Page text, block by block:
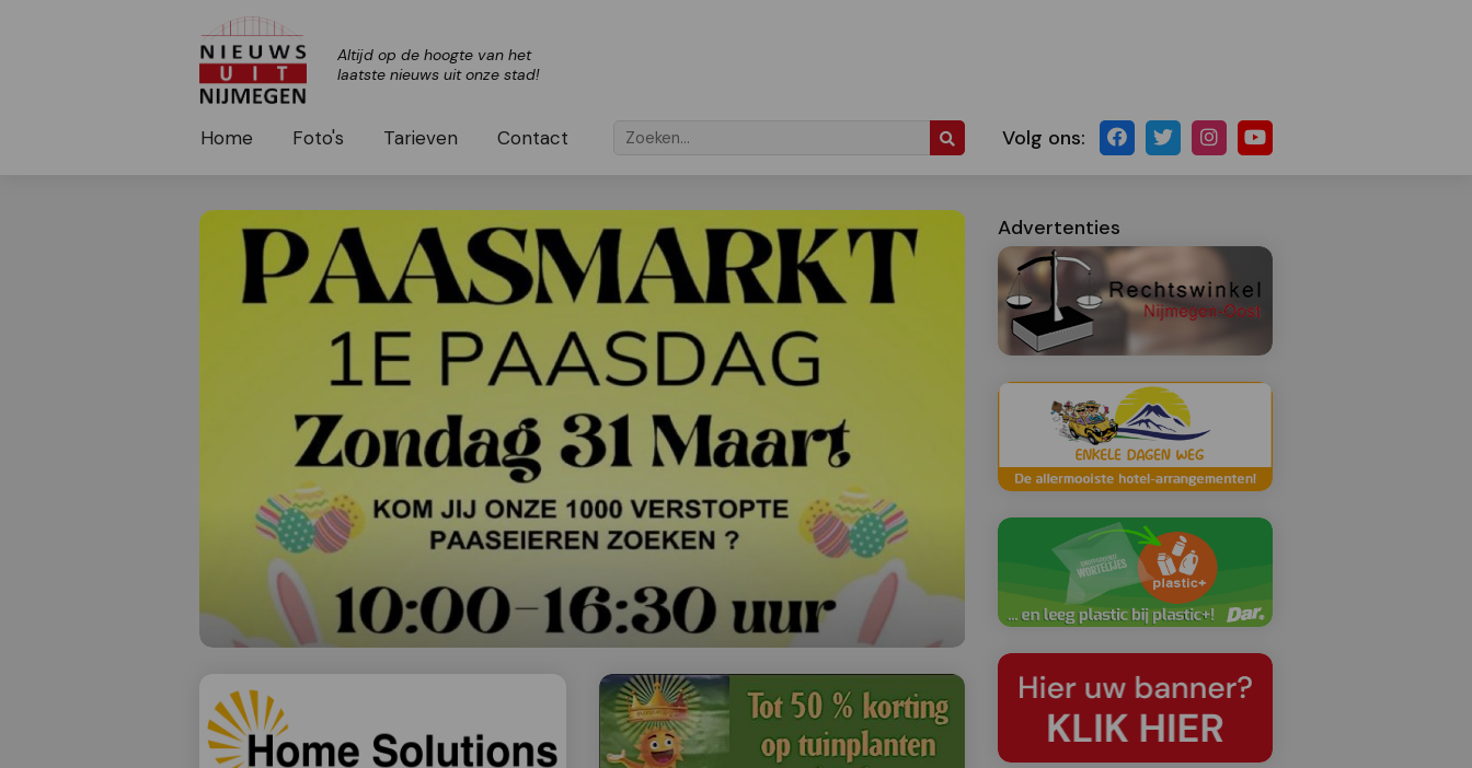
Altijd op de hoogte van het
laatste nieuws uit onze stad!
Home Foto's Tarieven Contact Volg ons:
Advertenties